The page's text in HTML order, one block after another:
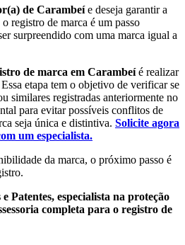
de Carambeíe deseja garantir a
registro de marca é um passo
surpreendido com uma marca igual a
de marca em Carambeíé realizar
etapa tem o objetivo de verificar se
similares registradas anteriormente no
para evitar possíveis conflitos de
seja única e distintiva. Solicite agora
um especialista.
da marca, o próximo passo é
Patentes, especialista na proteção
completa para o registro de